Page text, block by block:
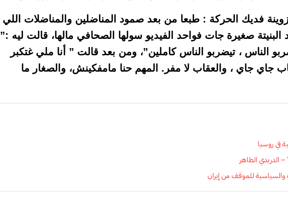
فديك الحركة : طبعا من بعد صمود المناضلين والمناضلات اللي
البنيتة صغيرة جات فواحد الفيديو سولها الصحافي مالها، قالت ليه :”
الناس ، تيضربو الناس كاملين”، ومن بعد قالت ” أنا ملي غتكبر
جاي جاي ، والعقاب لا مفر. المهم حنا مامفكينش، والصغار ما
في روسيا
– الدريدي الطاهر
للموقف من إيران